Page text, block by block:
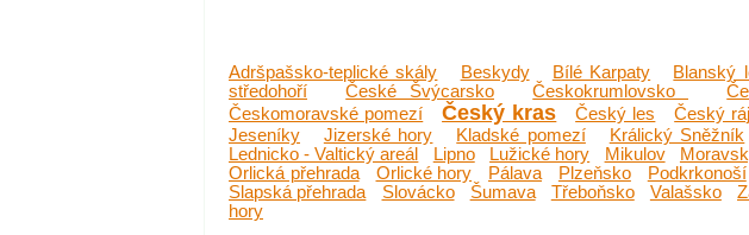
Adršpašsko-teplické skály Beskydy Bílé Karpaty Blanský
středohoří
České Švýcarsko Českokrumlovsko
Českomoravské pomezí
Český kras Český les Český ráj
Jeseníky
Jizerské hory Kladské pomezí Králický Sněžník
Lednicko - Valtický areál
Lipno Lužické hory Mikulov
Orlická přehrada
Orlické hory Pálava Plzeňsko Podkrkonoší
Slapská přehrada
Slovácko Šumava Třeboňsko Valašsko
hory